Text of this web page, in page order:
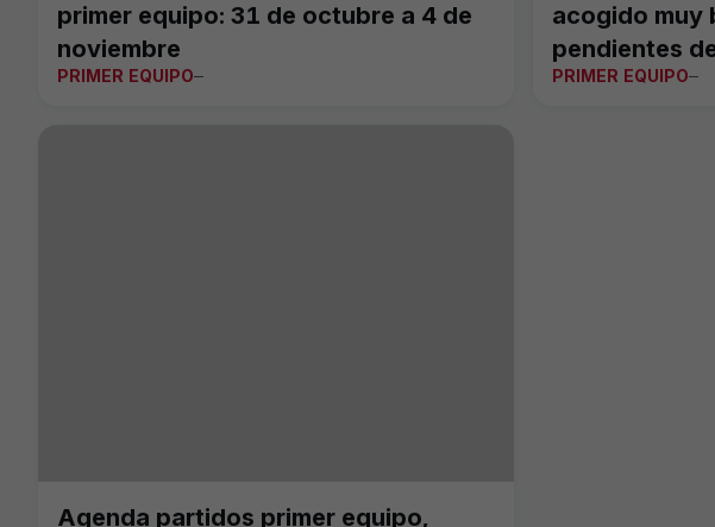
primer equipo: 31 de octubre a 4 de
noviembre
PRIMER EQUIPO
acogido muy
pendientes
PRIMER EQUIPO
Agenda partidos primer equipo,